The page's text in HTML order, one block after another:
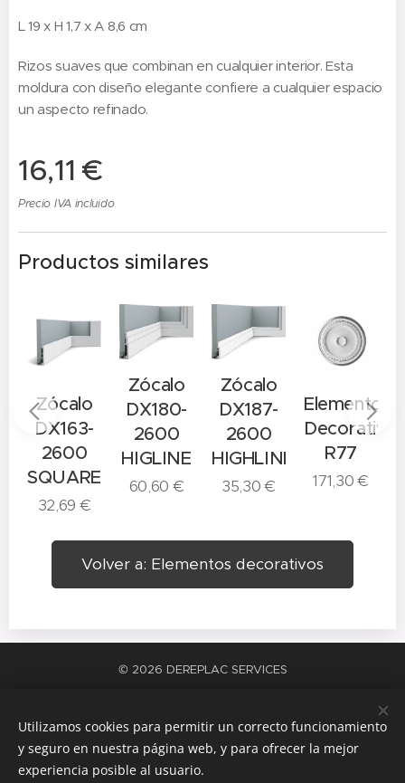
L 19 x H 1,7 x A 8,6 cm
Rizos suaves que combinan en cualquier interior. Esta
moldura con diseño elegante confiere a cualquier espacio
un aspecto refinado.
16,11 €
Precio IVA incluido
Productos similares
Zócalo
DX163-
2600
SQUARE
32,69 €
Zócalo
DX180-
2600
HIGLINE
60,60 €
Zócalo
DX187-
2600
HIGHLINE
35,30€
Elemento
Decorativo
R77
171,30€
Volver a: Elementos decorativos
© 2026 DEREPLAC SERVICES
Idiomas
Español
Català
Utilizamos cookies para permitir un correcto funcionamiento
y seguro en nuestra página web, y para ofrecer la mejor
experiencia posible al usuario.